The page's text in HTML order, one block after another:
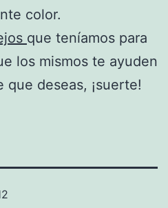
color.
que teníamos para
los mismos te ayuden
que deseas, ¡suerte!